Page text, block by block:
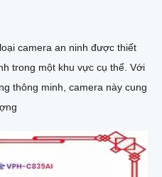
camera an ninh được thiết
một khu vực cụ thể. Với
thông minh, camera này cung